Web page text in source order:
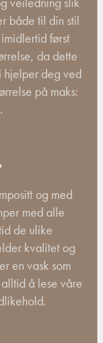
både til din stil
først
da dette
hjelper deg ved
på maks:
og med
med alle
de ulike
kvalitet og
en vask som
å lese våre